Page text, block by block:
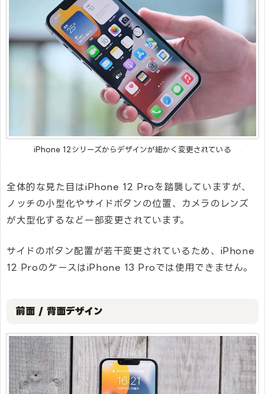
iPhone 12シリーズからデザインが細かく変更されている
全体的な見た目はiPhone 12 Proを踏襲していますが、
ノッチの小型化やサイドボタンの位置、カメラのレンズ
が大型化するなど一部変更されています。
サイドのボタン配置が若干変更されているため、iPhone
12 ProのケースはiPhone 13 Proでは使用できません。
前面 / 背面デザイン